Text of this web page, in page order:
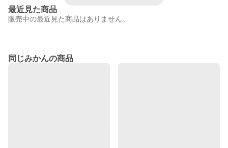
最近見た商品
販売中の最近見た商品はありません。
同じみかんの商品